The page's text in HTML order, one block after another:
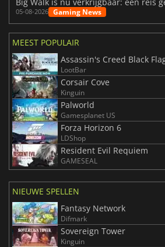
05-08-2026 Gaming News
MEEST POPULAIR
Assassin's Creed Black
LootBar
Corsair Cove
Kinguin
Palworld
Gamesplanet US
Forza Horizon 6
LDShop
Resident Evil Requiem
GAMESEAL
NIEUWE SPELLEN
Fantasy Network
Difmark
Sovereign Tower
Kinguin